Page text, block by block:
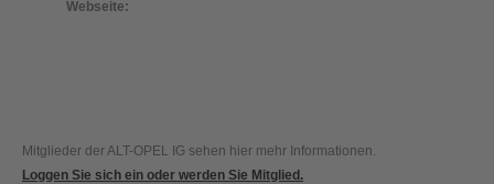
Webseite:
Mitglieder der ALT-OPEL IG sehen hier mehr Informationen.
Loggen Sie sich ein oder werden Sie Mitglied.